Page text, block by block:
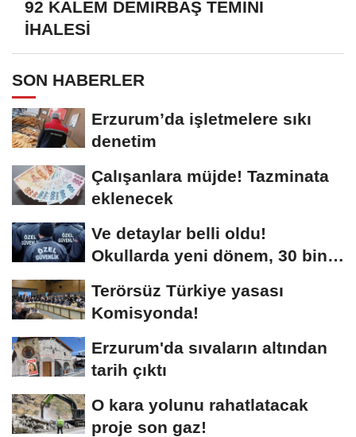
92 KALEM DEMİRBAŞ TEMİNİ
İHALESİ
SON HABERLER
Erzurum’da işletmelere sıkı
denetim
Çalışanlara müjde! Tazminata
eklenecek
Ve detaylar belli oldu!
Okullarda yeni dönem, 30 bin
Terörsüz Türkiye yasası
Komisyonda!
Erzurum'da sıvaların altından
tarih çıktı
O kara yolunu rahatlatacak
proje son gaz!